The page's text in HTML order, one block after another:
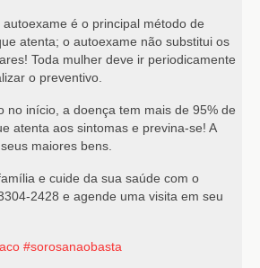
é o principal método de
atenta; o autoexame não substitui os
Toda mulher deve ir periodicamente
o preventivo.
no início, a doença tem mais de 95% de
atenta aos sintomas e previna-se! A
maiores bens.
e cuide da sua saúde com o
2428 e agende uma visita em seu
#sorosanaobasta